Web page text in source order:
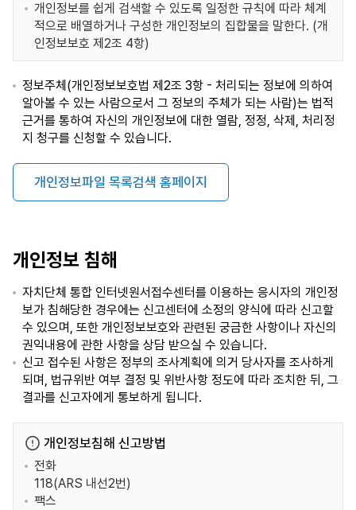
개인정보를 쉽게 검색할 수 있도록 일정한 규칙에 따라 체계
적으로 배열하거나 구성한 개인정보의 집합물을 말한다. (개
인정보보호 제2조 4항)
정보주체(개인정보보호법 제2조 3항 - 처리되는 정보에 의하여
알아볼 수 있는 사람으로서 그 정보의 주체가 되는 사람)는 법적
근거를 통하여 자신의 개인정보에 대한 열람, 정정, 삭제, 처리정
지 청구를 신청할 수 있습니다.
개인정보파일 목록검색 홈페이지
개인정보 침해
자치단체 통합 인터넷원서접수센터를 이용하는 응시자의 개인정
보가 침해당한 경우에는 신고센터에 소정의 양식에 따라 신고할
수 있으며, 또한 개인정보보호와 관련된 궁금한 사항이나 자신의
권익내용에 관한 사항을 상담 받으실 수 있습니다.
신고 접수된 사항은 정부의 조사계획에 의거 당사자를 조사하게
되며, 법규위반 여부 결정 및 위반사항 정도에 따라 조치한 뒤, 그
결과를 신고자에게 통보하게 됩니다.
개인정보침해 신고방법
전화
118(ARS 내선2번)
팩스